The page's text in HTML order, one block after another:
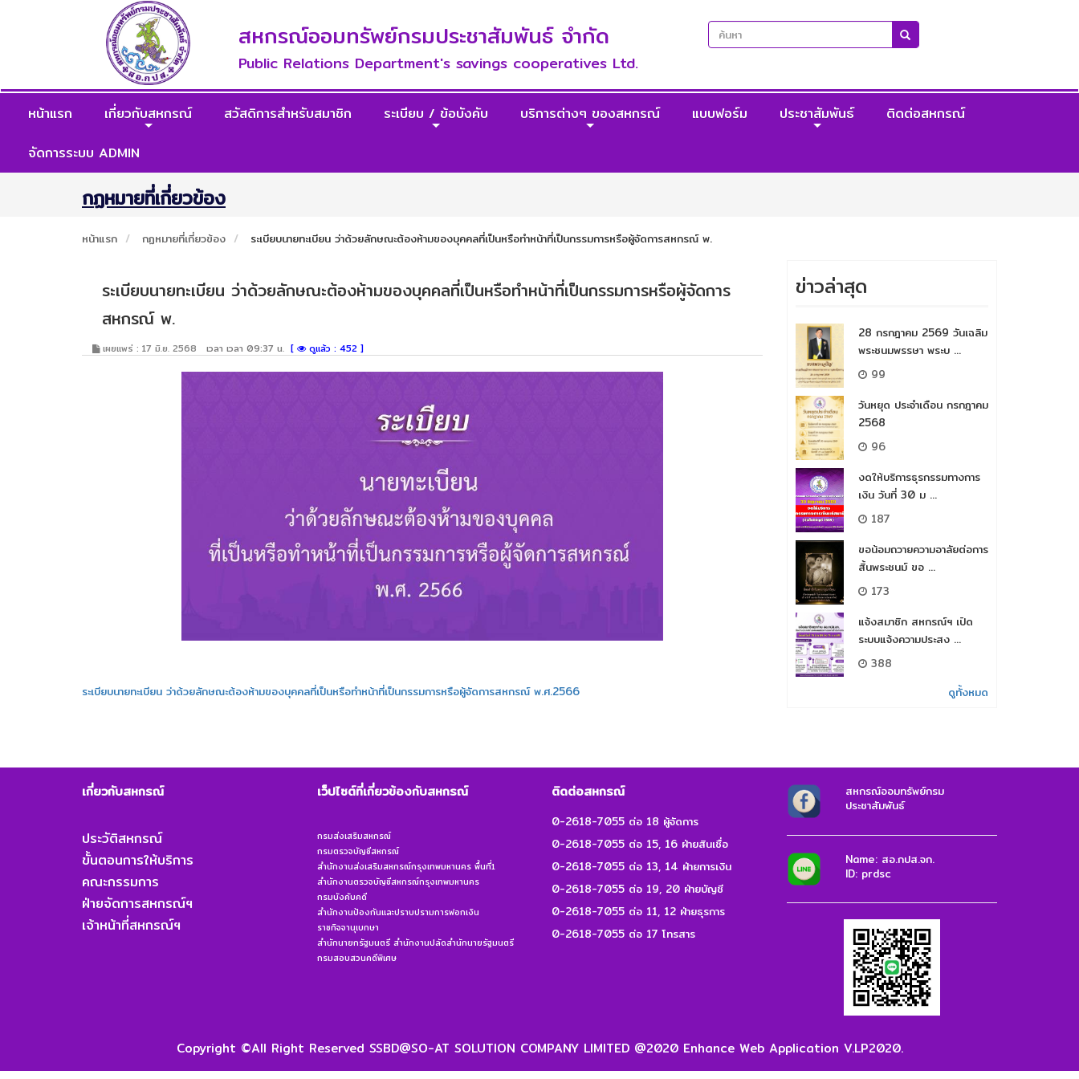
สหกรณ์ออมทรัพย์กรมประชาสัมพันธ์ จำกัด
Public Relations Department's savings cooperatives Ltd.
หน้าแรก เกี่ยวกับสหกรณ์ สวัสดิการสำหรับสมาชิก ระเบียบ / ข้อบังคับ บริการต่างๆ ของสหกรณ์ แบบฟอร์ม ประชาสัมพันธ์
ติดต่อสหกรณ์
จัดการระบบ ADMIN
กฏหมายที่เกี่ยวข้อง
หน้าแรก กฏหมายที่เกี่ยวข้อง ระเบียบนายทะเบียน ว่าด้วยลักษณะต้องห้ามของบุคคลที่เป็นหรือทำหน้าที่เป็นกรรมการหรือผู้จัดการสหกรณ์ พ.
ระเบียบนายทะเบียน ว่าด้วยลักษณะต้องห้ามของบุคคลที่เป็นหรือทำหน้าที่เป็นกรรมการหรือผู้จัดการ
สหกรณ์ พ.
เผยแพร่ : 17 มิ.ย. 2568 เวลา เวลา 09:37 น. [ ดูแล้ว : 452 ]
ระเบียบนายทะเบียน ว่าด้วยลักษณะต้องห้ามของบุคคลที่เป็นหรือทำหน้าที่เป็นกรรมการหรือผู้จัดการสหกรณ์ พ.ศ.2566
ข่าวล่าสุด
28 กรกฎาคม 2569 วันเฉลิม
พระชนมพรรษา พระบ ...
99
วันหยุด ประจำเดือน กรกฎาคม
2568
96
งดให้บริการธุรกรรมทางการ
เงิน วันที่ 30 ม ...
187
ขอน้อมถวายความอาลัยต่อการ
สิ้นพระชนม์​ ขอ ...
173
แจ้งสมาชิก สหกรณ์ฯ เปิด
ระบบแจ้งความประสง ...
388
ดูทั้งหมด
เกี่ยวกับสหกรณ์
ประวัติสหกรณ์
ขั้นตอนการให้บริการ
คณะกรรมการ
ฝ่ายจัดการสหกรณ์ฯ
เจ้าหน้าที่สหกรณ์ฯ
เว็ปไซต์ที่เกี่ยวข้องกับสหกรณ์
กรมส่งเสริมสหกรณ์
กรมตรวจบัญชีสหกรณ์
สำนักงานส่งเสริมสหกรณ์กรุงเทพมหานคร พื้นที่1
สำนักงานตรวจบัญชีสหกรณ์กรุงเทพมหานคร
กรมบังคับคดี
สำนักงานป้องกันและปราบปรามการฟอกเงิน
ราชกิจจานุเบกษา
สำนักนายกรัฐมนตรี สำนักงานปลัดสำนักนายรัฐมนตรี
กรมสอบสวนคดีพิเศษ
ติดต่อสหกรณ์
0-2618-7055 ต่อ 18 ผู้จัดการ
0-2618-7055 ต่อ 15, 16 ฝ่ายสินเชื่อ
0-2618-7055 ต่อ 13, 14 ฝ่ายการเงิน
0-2618-7055 ต่อ 19, 20 ฝ่ายบัญชี
0-2618-7055 ต่อ 11, 12 ฝ่ายธุรการ
0-2618-7055 ต่อ 17 โทรสาร
สหกรณ์ออมทรัพย์กรม
ประชาสัมพันธ์
Name: สอ.กปส.จก.
ID: prdsc
Copyright ©All Right Reserved SSBD@SO-AT SOLUTION COMPANY LIMITED @2020 Enhance Web Application V.LP2020.